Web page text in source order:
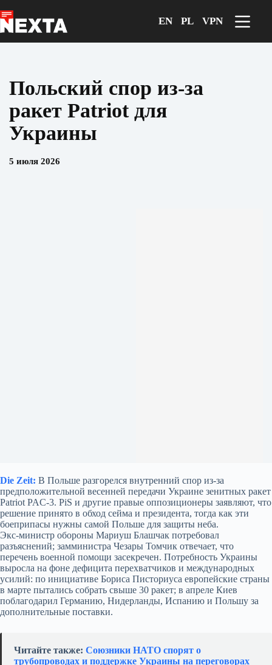
к
сути
EN PL VPN
Польский спор из‑за
ракет Patriot для
Украины
5 июля 2026
Die Zeit: В Польше разгорелся внутренний спор из‑за
предположительной весенней передачи Украине зенитных ракет
Patriot PAC‑3. PiS и другие правые оппозиционеры заявляют, что
решение принято в обход сейма и президента, тогда как эти
боеприпасы нужны самой Польше для защиты неба.
Экс‑министр обороны Мариуш Блашчак потребовал
разъяснений; замминистра Чезары Томчик отвечает, что
перечень военной помощи засекречен. Потребность Украины
выросла на фоне дефицита перехватчиков и международных
усилий: по инициативе Бориса Писториуса европейские страны
в марте пытались собрать свыше 30 ракет; в апреле Киев
поблагодарил Германию, Нидерланды, Испанию и Польшу за
дополнительные поставки.
Читайте также: Союзники НАТО спорят о
трубопроводах и поддержке Украины на переговорах